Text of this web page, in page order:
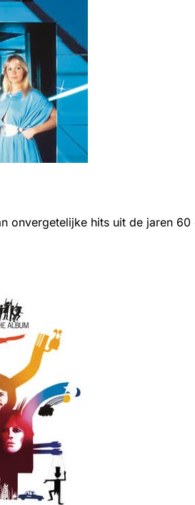
hits uit de jaren